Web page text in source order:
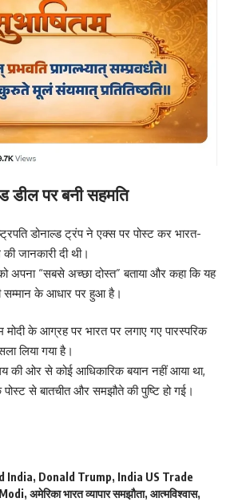
डील पर बनी सहमति
डोनाल्ड ट्रंप ने एक्स पर पोस्ट कर भारत-
जानकारी दी थी।
अपना “सबसे अच्छा दोस्त” बताया और कहा कि यह
सम्मान के आधार पर हुआ है।
मोदी के आग्रह पर भारत पर लगाए गए पारस्परिक
लिया गया है।
की ओर से कोई आधिकारिक बयान नहीं आया था,
पोस्ट से बातचीत और समझौते की पुष्टि हो गई।
India, Donald Trump, India US Trade
, अमेरिका भारत व्यापार समझौता, आत्मविश्वास,